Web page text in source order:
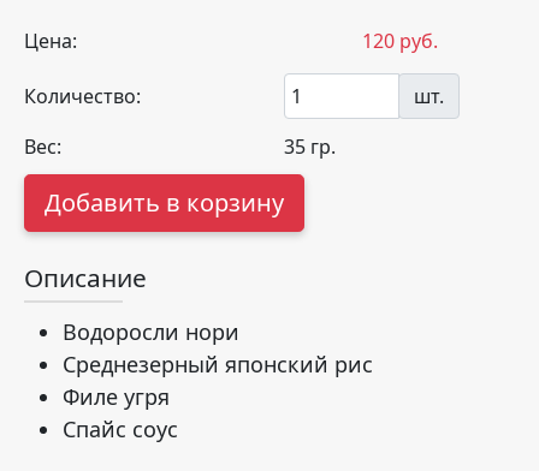
Цена: 120руб.
Количество:
шт.
Вес:
35 гр.
Добавить в корзину
Описание
Водоросли нори
Среднезерный японский рис
Филе угря
Спайс соус